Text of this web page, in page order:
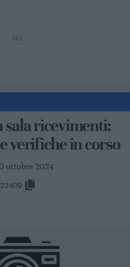
sala ricevimenti:
verifiche in corso
ottobre 2024
22409